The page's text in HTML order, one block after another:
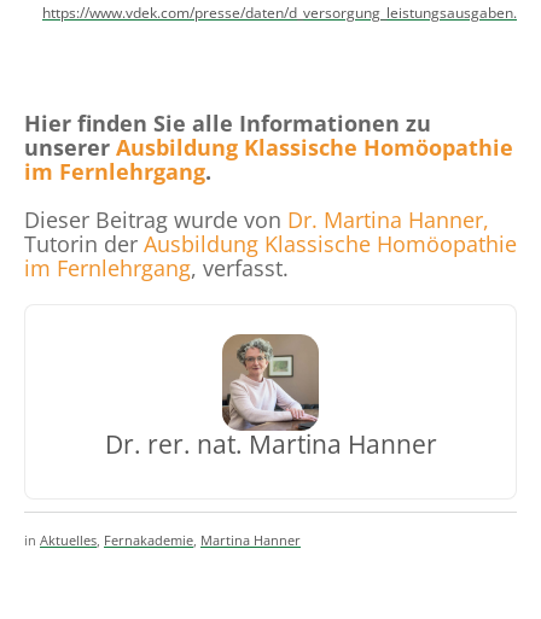
https://www.vdek.com/presse/daten/
Hier finden Sie alle Informationen zu
unserer Ausbildung Klassische Homöopathie
im Fernlehrgang.
Dieser Beitrag wurde von Dr. Martina Hanner,
Tutorin der Ausbildung Klassische Homöopathie
im Fernlehrgang, verfasst.
Dr. rer. nat. Martina Hanner
in Aktuelles Fernakademie Martina Hanner